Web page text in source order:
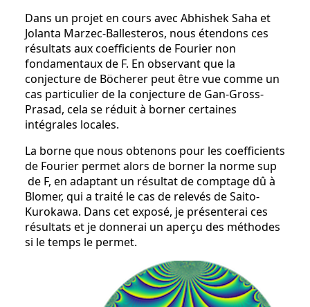
Dans un projet en cours avec Abhishek Saha et
Jolanta Marzec-Ballesteros, nous étendons ces
résultats aux coefficients de Fourier non
fondamentaux de F. En observant que la
conjecture de Böcherer peut être vue comme un
cas particulier de la conjecture de Gan-Gross-
Prasad, cela se réduit à borner certaines
intégrales locales.
La borne que nous obtenons pour les coefficients
de Fourier permet alors de borner la norme sup
de F, en adaptant un résultat de comptage dû à
Blomer, qui a traité le cas de relevés de Saito-
Kurokawa. Dans cet exposé, je présenterai ces
résultats et je donnerai un aperçu des méthodes
si le temps le permet.